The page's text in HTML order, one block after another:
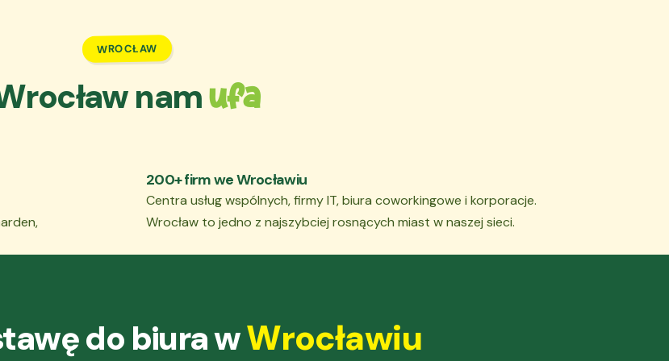
WROCŁAW
namufa
200+ firm we Wrocławiu
Centra usług wspólnych, firmy IT, biura coworkingowe i korporacje.
Wrocław to jedno z najszybciej rosnących miast w naszej sieci.
do biura wWrocławiu